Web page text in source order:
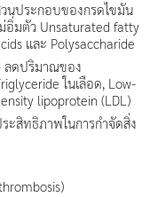
นประกอบของกรดไขมัน
อิ่มตัว Unsaturated fatty
และ Polysaccharide
ลดปริมาณของ
ในเลือด, Low-
lipoprotein (LDL)
ะสิทธิภาพในการกำจัดสิ่ง